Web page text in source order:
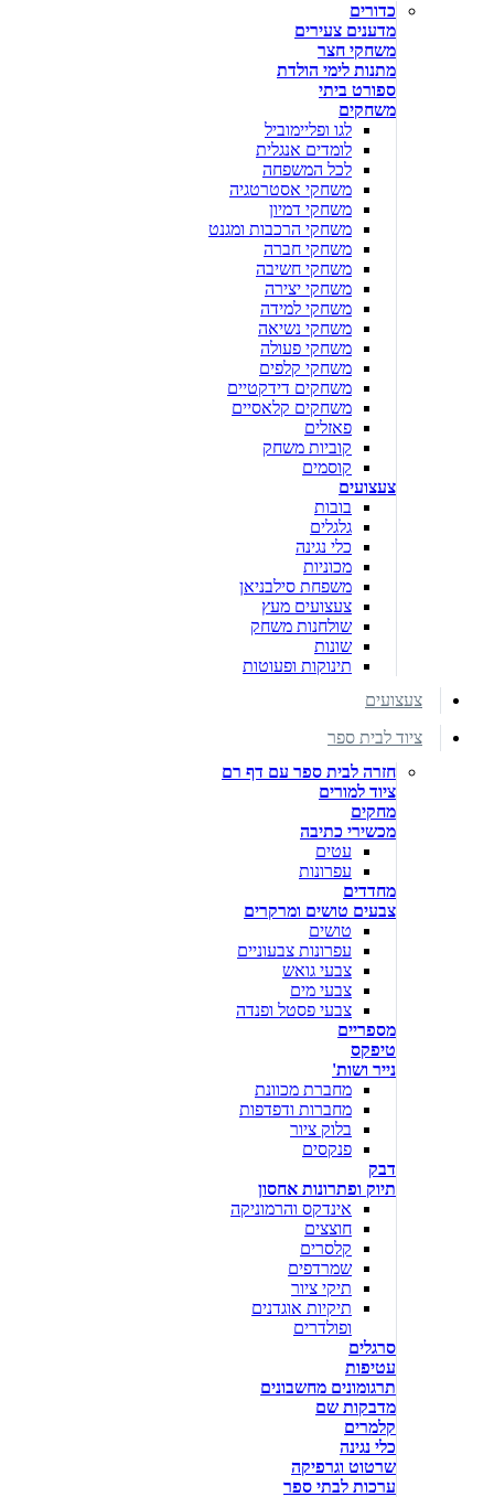
כדורים
מדענים צעירים
משחקי חצר
מתנות לימי הולדת
ספורט ביתי
משחקים
לגו ופליימוביל
לומדים אנגלית
לכל המשפחה
משחקי אסטרטגיה
משחקי דמיון
משחקי הרכבות ומגנט
משחקי חברה
משחקי חשיבה
משחקי יצירה
משחקי למידה
משחקי נשיאה
משחקי פעולה
משחקי קלפים
משחקים דידקטיים
משחקים קלאסיים
פאזלים
קוביות משחק
קוסמים
צעצועים
בובות
גלגלים
כלי נגינה
מכוניות
משפחת סילבניאן
צעצועים מעץ
שולחנות משחק
שונות
תינוקות ופעוטות
צעצועים
ציוד לבית ספר
חזרה לבית ספר עם דף רם
ציוד למורים
מחקים
מכשירי כתיבה
עטים
עפרונות
מחדדים
צבעים טושים ומרקרים
טושים
עפרונות צבעוניים
צבעי גואש
צבעי מים
צבעי פסטל ופנדה
מספריים
טיפקס
נייר ושות'
מחברת מכוונת
מחברות ודפדפות
בלוק ציור
פנקסים
דבק
תיוק ופתרונות אחסון
אינדקס והרמוניקה
חוצצים
קלסרים
שמרדפים
תיקי ציור
תיקיות אוגדנים
ופולדרים
סרגלים
עטיפות
תרגומונים מחשבונים
מדבקות שם
קלמרים
כלי נגינה
שרטוט וגרפיקה
ערכות לבתי ספר